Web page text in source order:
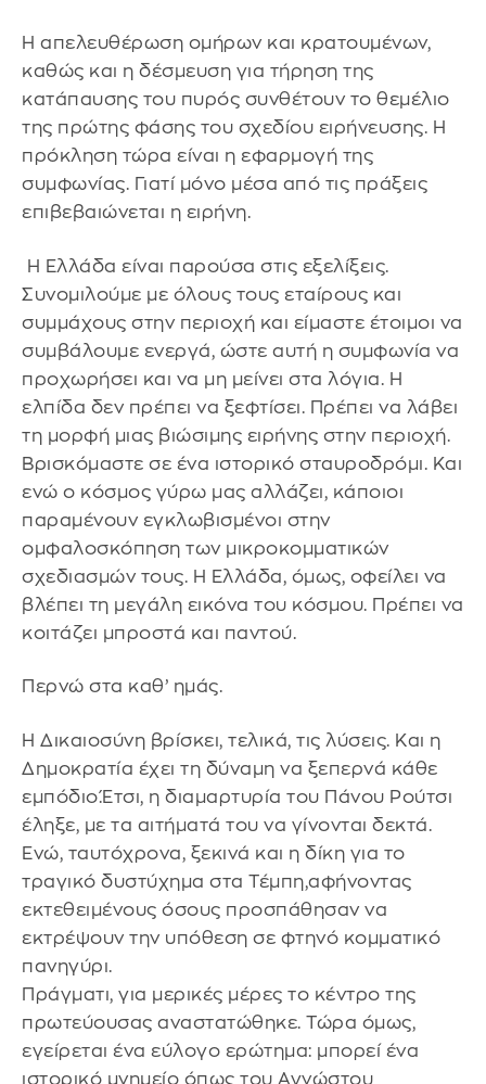
Η απελευθέρωση ομήρων και κρατουμένων,
καθώς και η δέσμευση για τήρηση της
κατάπαυσης του πυρός συνθέτουν το θεμέλιο
της πρώτης φάσης του σχεδίου ειρήνευσης. Η
πρόκληση τώρα είναι η εφαρμογή της
συμφωνίας. Γιατί μόνο μέσα από τις πράξεις
επιβεβαιώνεται η ειρήνη.
Η Ελλάδα είναι παρούσα στις εξελίξεις.
Συνομιλούμε με όλους τους εταίρους και
συμμάχους στην περιοχή και είμαστε έτοιμοι να
συμβάλουμε ενεργά, ώστε αυτή η συμφωνία να
προχωρήσει και να μη μείνει στα λόγια. Η
ελπίδα δεν πρέπει να ξεφτίσει. Πρέπει να λάβει
τη μορφή μιας βιώσιμης ειρήνης στην περιοχή.
Βρισκόμαστε σε ένα ιστορικό σταυροδρόμι. Και
ενώ ο κόσμος γύρω μας αλλάζει, κάποιοι
παραμένουν εγκλωβισμένοι στην
ομφαλοσκόπηση των μικροκομματικών
σχεδιασμών τους. Η Ελλάδα, όμως, οφείλει να
βλέπει τη μεγάλη εικόνα του κόσμου. Πρέπει να
κοιτάζει μπροστά και παντού.
Περνώ στα καθ’ ημάς.
Η Δικαιοσύνη βρίσκει, τελικά, τις λύσεις. Και η
Δημοκρατία έχει τη δύναμη να ξεπερνά κάθε
εμπόδιο.Έτσι, η διαμαρτυρία του Πάνου Ρούτσι
έληξε, με τα αιτήματά του να γίνονται δεκτά.
Ενώ, ταυτόχρονα, ξεκινά και η δίκη για το
τραγικό δυστύχημα στα Τέμπη,αφήνοντας
εκτεθειμένους όσους προσπάθησαν να
εκτρέψουν την υπόθεση σε φτηνό κομματικό
πανηγύρι.
Πράγματι, για μερικές μέρες το κέντρο της
πρωτεύουσας αναστατώθηκε. Τώρα όμως,
εγείρεται ένα εύλογο ερώτημα: μπορεί ένα
ιστορικό μνημείο όπως του Αγνώστου